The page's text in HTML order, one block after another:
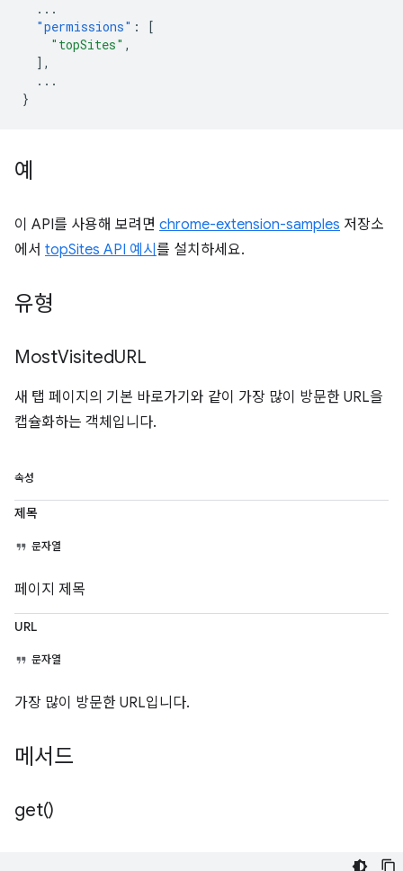
...
"permissions" :
[
"topSites" ,
],
...
}
예
이 API를 사용해 보려면 chrome-extension-samples 저장소
에서 topSites API 예시 를 설치하세요.
유형
MostVisitedURL
새 탭 페이지의 기본 바로가기와 같이 가장 많이 방문한 URL을
캡슐화하는 객체입니다.
속성
제목
문자열
페이지 제목
URL
문자열
가장 많이 방문한 URL입니다.
메서드
get()